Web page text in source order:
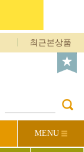
최근본상품
MENU